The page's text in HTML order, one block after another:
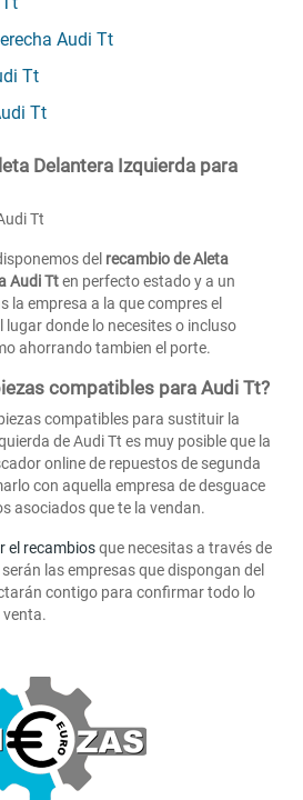
Audi Tt
Tt
Tt
Delantera Izquierda para
Tt
del recambio de Aleta
Audi Tten perfecto estado y a un
la empresa a la que compres el
lugar donde lo necesites o incluso
ahorrando tambien el porte.
compatibles para Audi Tt?
compatibles para sustituir la
de Audi Tt es muy posible que la
online de repuestos de segunda
con aquella empresa de desguace
asociados que te la vendan.
el recambiosque necesitas a través de
las empresas que dispongan del
contigo para confirmar todo lo